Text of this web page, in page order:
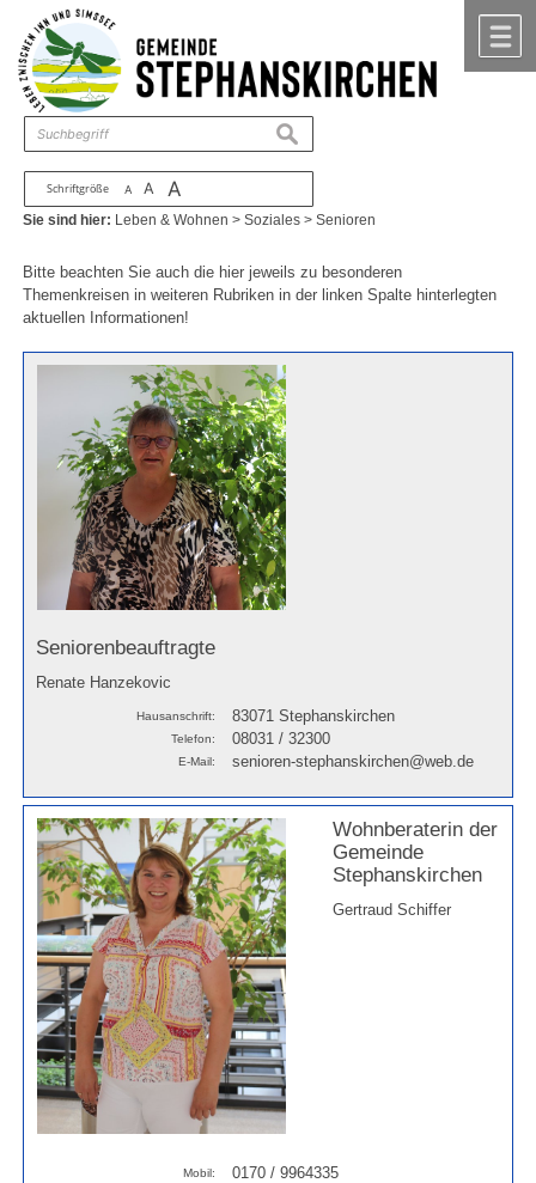
Zum Inhalt ,zur Navigation
Schriftgröße A A A
suchen
Sie sind hier: Leben & Wohnen >Soziales >Senioren
Bitte beachten Sie auch die hier jeweils zu besonderen
Themenkreisen in weiteren Rubriken in der linken Spalte hinterlegten
aktuellen Informationen!
Seniorenbeauftragte
Renate Hanzekovic
Hausanschrift: 83071 Stephanskirchen
Telefon: 08031 / 32300
E-Mail: senioren-stephanskirchen@web.de
Wohnberaterin der
Gemeinde
Stephanskirchen
Gertraud Schiffer
Mobil: 0170 / 9964335